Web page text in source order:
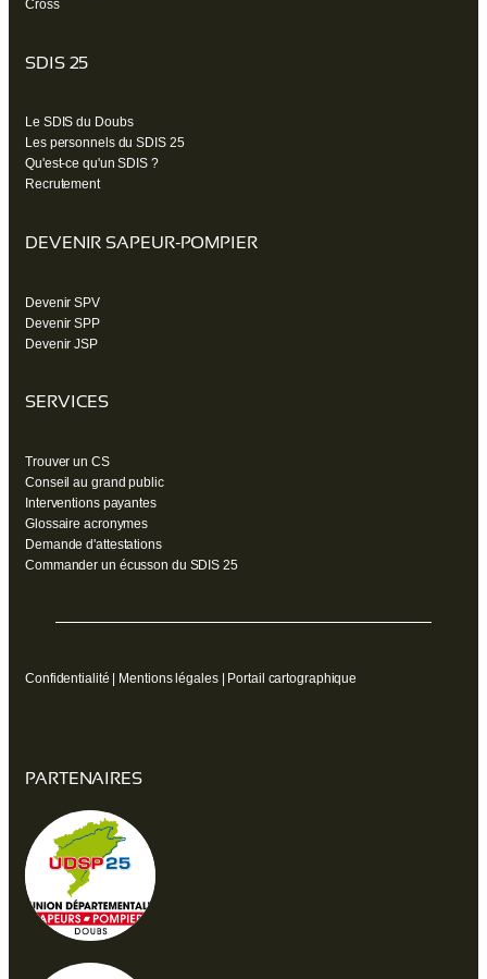
Cross
SDIS 25
Le SDIS du Doubs
Les personnels du SDIS 25
Qu'est-ce qu'un SDIS ?
Recrutement
DEVENIR SAPEUR-POMPIER
Devenir SPV
Devenir SPP
Devenir JSP
SERVICES
Trouver un CS
Conseil au grand public
Interventions payantes
Glossaire acronymes
Demande d'attestations
Commander un écusson du SDIS 25
Confidentialité | Mentions légales| Portail cartographique
PARTENAIRES